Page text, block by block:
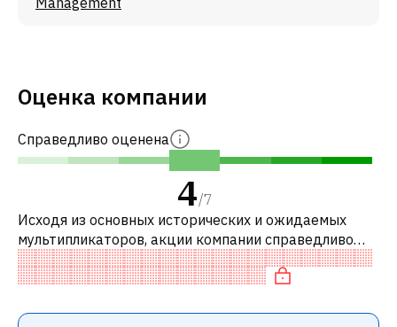
Оценка компании
Справедливо оценена
4/7
Исходя из основных исторических и ожидаемых
мультипликаторов, акции компании справедливо
оценены по сравнению с аналогичными компаниями.
В частности, акция справедливо оц